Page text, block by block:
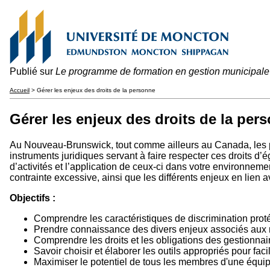
Publié sur Le programme de formation en gestion
Accueil > Gérer les enjeux des droits de la personne
Gérer les enjeux des droits de la
Au Nouveau-Brunswick, tout comme ailleurs au Canada,
instruments juridiques servant à faire respecter ces droits
d’activités et l’application de ceux-ci dans votre
contrainte excessive, ainsi que les différents enjeux en lien
Objectifs :
Comprendre les caractéristiques de discrimination
Prendre connaissance des divers enjeux associés aux
Comprendre les droits et les obligations des
Savoir choisir et élaborer les outils appropriés pour
Maximiser le potentiel de tous les membres d'une